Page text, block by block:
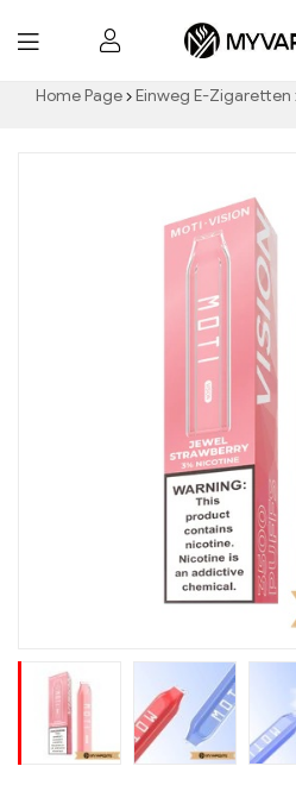
Home Page Einweg E-Zigaretten